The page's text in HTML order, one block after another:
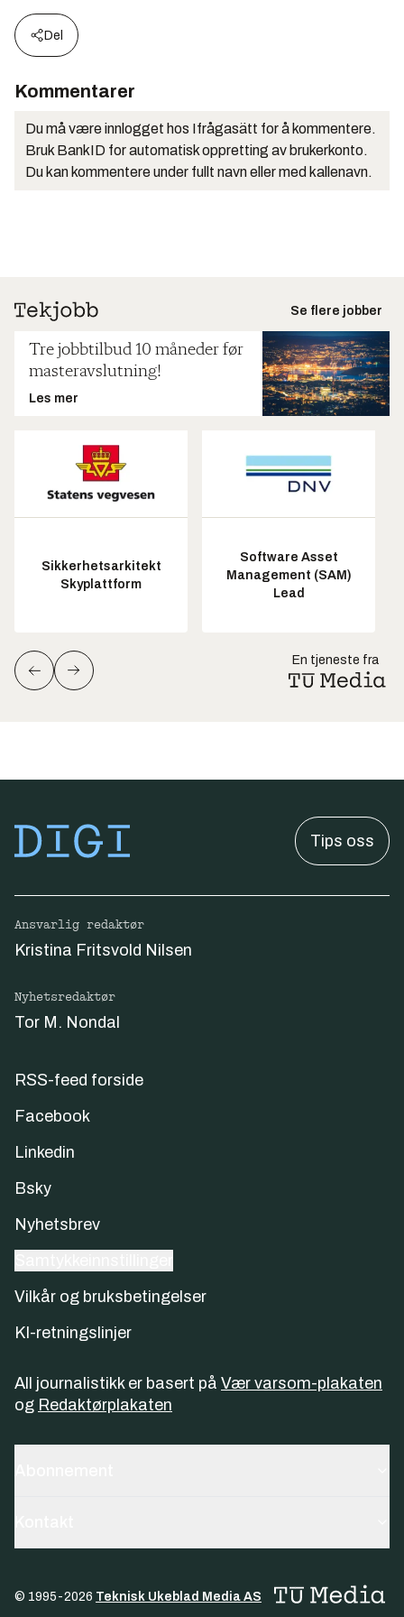
Del
Kommentarer
Du må være innlogget hos Ifrågasätt for å kommentere.
Bruk BankID for automatisk oppretting av brukerkonto.
Du kan kommentere under fullt navn eller med kallenavn.
Se flere jobber
Tre jobbtilbud 10 måneder før
masteravslutning!
Les mer
Sikkerhetsarkitekt
Skyplattform
Software Asset
Management (SAM)
Lead
En tjeneste fra
Tips oss
Ansvarlig redaktør
Kristina Fritsvold Nilsen
Nyhetsredaktør
Tor M. Nondal
RSS-feed forside
Facebook
Linkedin
Bsky
Nyhetsbrev
Vilkår og bruksbetingelser
KI-retningslinjer
All journalistikk er basert på Vær varsom-plakaten
og Redaktørplakaten
© 1995-2026 Teknisk Ukeblad Media AS